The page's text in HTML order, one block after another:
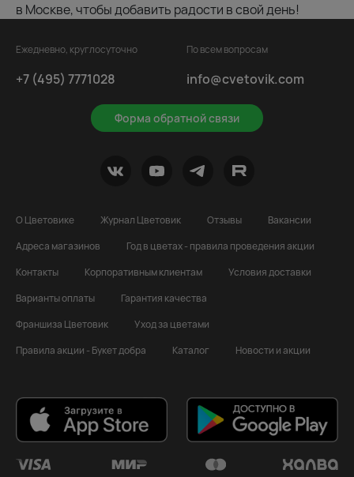
в Москве, чтобы добавить радости в свой день!
Ежедневно, круглосуточно
+7 (495) 7771028
Форма обратной связи
По всем вопросам
info@cvetovik.com
О Цветовике Журнал Цветовик Отзывы
Вакансии
Адреса магазинов
Год в цветах - правила проведения акции
Контакты
Корпоративным клиентам
Условия доставки
Варианты оплаты
Гарантия качества
Франшиза Цветовик
Уход за цветами
Правила акции - Букет добра
Каталог Новости и акции